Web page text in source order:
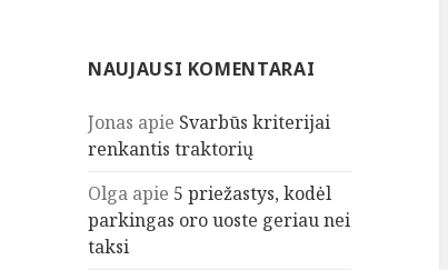
NAUJAUSI KOMENTARAI
Jonas apie Svarbūs kriterijai
renkantis traktorių
Olga apie 5 priežastys, kodėl
parkingas oro uoste geriau nei
taksi